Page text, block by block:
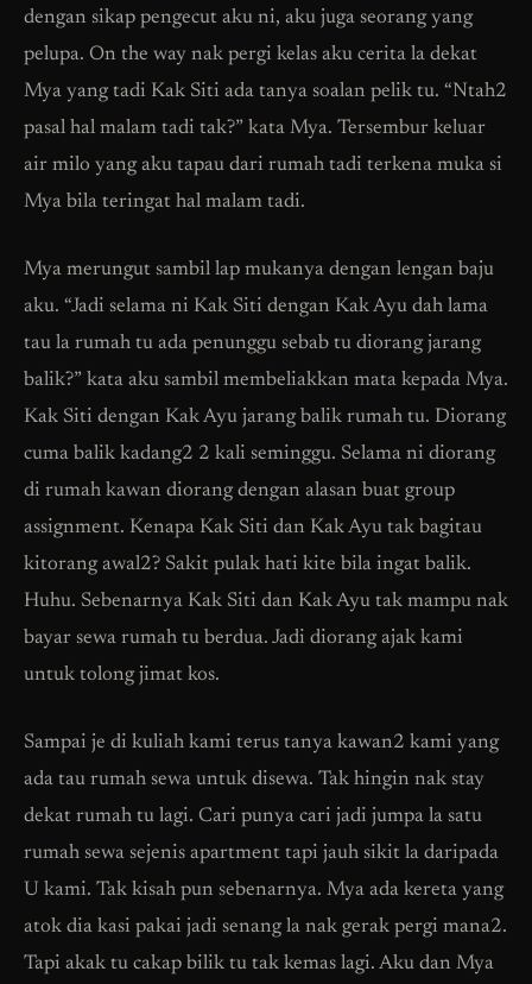
dengan sikap pengecut aku ni, aku juga seorang yang
pelupa. On the way nak pergi kelas aku cerita la dekat
Mya yang tadi Kak Siti ada tanya soalan pelik tu. “Ntah2
pasal hal malam tadi tak?” kata Mya. Tersembur keluar
air milo yang aku tapau dari rumah tadi terkena muka si
Mya bila teringat hal malam tadi.
Mya merungut sambil lap mukanya dengan lengan baju
aku. “Jadi selama ni Kak Siti dengan Kak Ayu dah lama
tau la rumah tu ada penunggu sebab tu diorang jarang
balik?” kata aku sambil membeliakkan mata kepada Mya.
Kak Siti dengan Kak Ayu jarang balik rumah tu. Diorang
cuma balik kadang2 2 kali seminggu. Selama ni diorang
di rumah kawan diorang dengan alasan buat group
assignment. Kenapa Kak Siti dan Kak Ayu tak bagitau
kitorang awal2? Sakit pulak hati kite bila ingat balik.
Huhu. Sebenarnya Kak Siti dan Kak Ayu tak mampu nak
bayar sewa rumah tu berdua. Jadi diorang ajak kami
untuk tolong jimat kos.
Sampai je di kuliah kami terus tanya kawan2 kami yang
ada tau rumah sewa untuk disewa. Tak hingin nak stay
dekat rumah tu lagi. Cari punya cari jadi jumpa la satu
rumah sewa sejenis apartment tapi jauh sikit la daripada
U kami. Tak kisah pun sebenarnya. Mya ada kereta yang
atok dia kasi pakai jadi senang la nak gerak pergi mana2.
Tapi akak tu cakap bilik tu tak kemas lagi. Aku dan Mya